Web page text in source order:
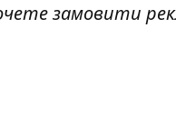
замовити